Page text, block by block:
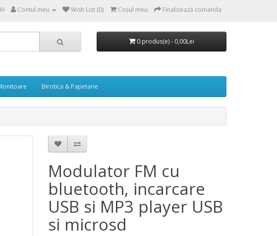
Contul meu Wish List (0) Coşul meu Finalizează comanda
0 produs(e) - 0,00Lei
Birotica & Papetarie
Modulator FM cu
bluetooth, incarcare
USB si MP3 player USB
si microsd